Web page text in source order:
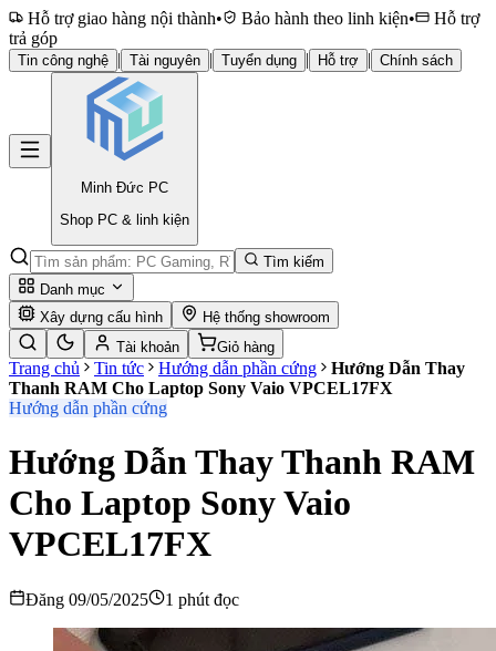
Hỗ trợ giao hàng nội thành• Bảo hành theo linh kiện•
Hỗ trợ
trả góp
Tin công nghệ | Tài nguyên | Tuyển dụng | Hỗ trợ | Chính sách
Minh Đức PC
Shop PC & linh kiện
Tìm kiếm
Danh mục
Xây dựng cấu hình
Hệ thống showroom
Tài khoản
Giỏ hàng
Trang chủ Tin tức Hướng dẫn phần cứng
Hướng Dẫn Thay
Thanh RAM Cho Laptop Sony Vaio VPCEL17FX
Hướng dẫn phần cứng
Hướng Dẫn Thay Thanh RAM
Cho Laptop Sony Vaio
VPCEL17FX
Đăng 09/05/2025 1 phút đọc